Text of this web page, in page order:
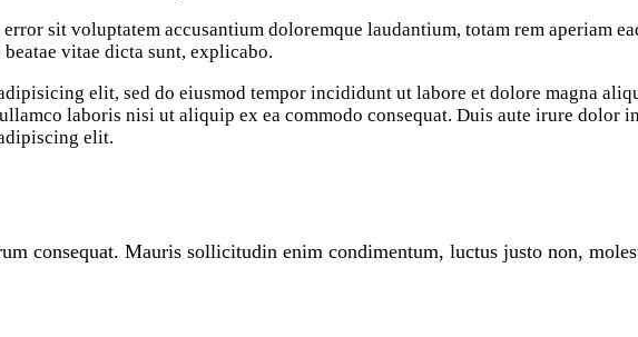
sit voluptatem accusantium doloremque laudantium, totam rem aperiam
vitae dicta sunt, explicabo.
elit, sed do eiusmod tempor incididunt ut labore et dolore magna
laboris nisi ut aliquip ex ea commodo consequat. Duis aute irure dolor
elit.
consequat. Mauris sollicitudin enim condimentum, luctus justo non,